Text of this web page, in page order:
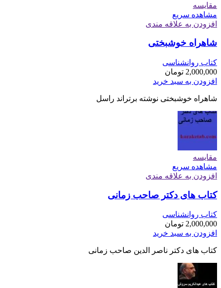
مقایسه
مشاهده سریع
افزودن به علاقه مندی
شاهراه خوشبختی
کتاب روانشناسی
2,000,000 تومان
افزودن به سبد خرید
شاهراه خوشبختی نوشته برتراند راسل
مقایسه
مشاهده سریع
افزودن به علاقه مندی
کتاب های دکتر صاحب زمانی
کتاب روانشناسی
2,000,000 تومان
افزودن به سبد خرید
کتاب های دکتر ناصر الدین صاحب زمانی